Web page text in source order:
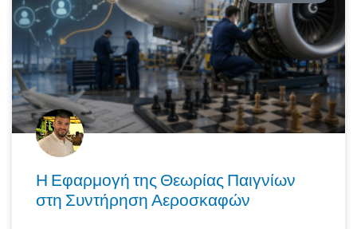
Η Εφαρμογή της Θεωρίας Παιγνίων
στη Συντήρηση Αεροσκαφών